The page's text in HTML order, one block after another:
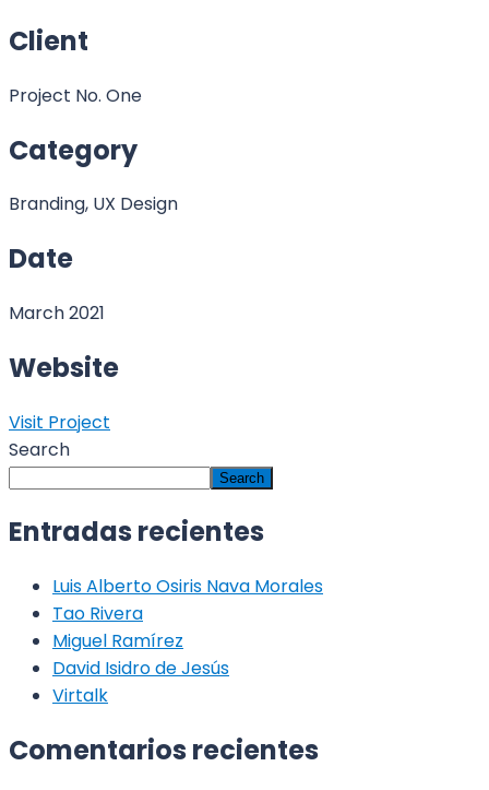
Client
Project No. One
Category
Branding, UX Design
Date
March 2021
Website
Visit Project
Search
Search
Entradas recientes
Luis Alberto Osiris Nava Morales
Tao Rivera
Miguel Ramírez
David Isidro de Jesús
Virtalk
Comentarios recientes